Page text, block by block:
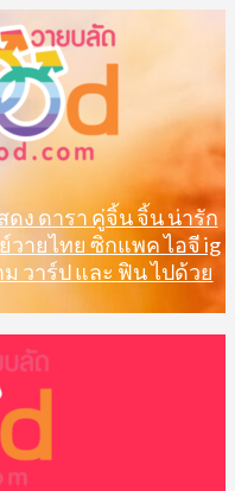
ดง ดารา คู่จิ้น จิ้น น่ารัก
วายไทย ซิกแพค ไอจี ig
วาร์ป และ ฟิน ไปด้วย